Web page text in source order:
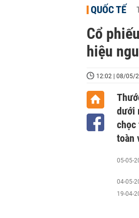
QUỐC TẾ
Cổ
hiệu
12:02 | 08/05/
dưới
chọc
toàn
05-05-
04-05-
19-04-